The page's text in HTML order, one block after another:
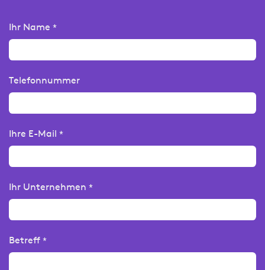
Ihr Name *
Telefonnummer
Ihre E-Mail *
Ihr Unternehmen *
Betreff *